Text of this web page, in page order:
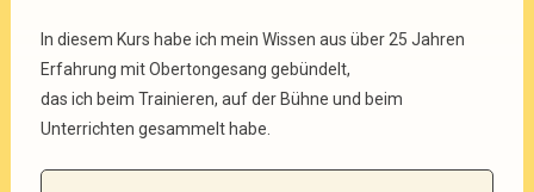
In diesem Kurs habe ich mein Wissen aus über 25 Jahren
Erfahrung mit Obertongesang gebündelt,
das ich beim Trainieren, auf der Bühne und beim
Unterrichten gesammelt habe.